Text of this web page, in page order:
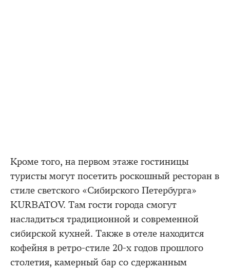
Кроме того, на первом этаже гостиницы
туристы могут посетить роскошный ресторан в
стиле светского «Сибирского Петербурга»
KURBATOV. Там гости города смогут
насладиться традиционной и современной
сибирской кухней. Также в отеле находится
кофейня в ретро-стиле 20-х годов прошлого
столетия, камерный бар со сдержанным